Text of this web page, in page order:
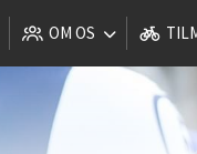
OM OS